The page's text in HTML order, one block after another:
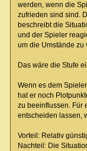
werden, wenn die
zufrieden sind sind.
beschreibt die
und der Spieler
um die Umstände zu
Das wäre die Stufe
Wenn es dem
hat er noch
zu beeinflussen. Für
entscheiden lassen,
Vorteil: Relativ
Nachteil: Die